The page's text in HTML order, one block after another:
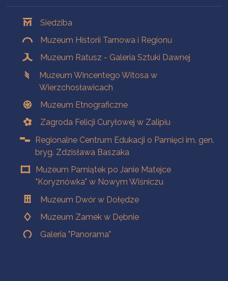
Siedziba
Muzeum Historii Tarnowa i Regionu
Muzeum Ratusz - Galeria Sztuki Dawnej
Muzeum Wincentego Witosa w
Wierzchosławicach
Muzeum Etnograficzne
Zagroda Felicji Curyłowej w Zalipiu
Regionalne Centrum Edukacji o Pamięci im. gen.
bryg. Zdzisława Baszaka
Muzeum Pamiątek po Janie Matejce
"Koryznówka" w Nowym Wiśniczu
Muzeum Dwór w Dołędze
Muzeum Zamek w Dębnie
Galeria "Panorama"